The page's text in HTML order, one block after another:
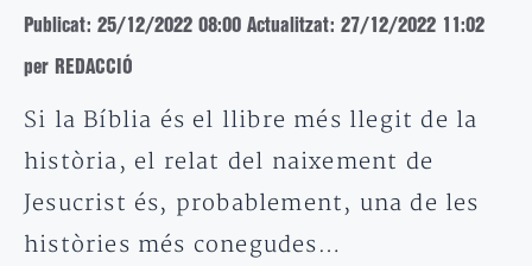
Publicat: 25/12/2022 08:00 Actualitzat: 27/12/2022 11:02
per REDACCIÓ
Si la Bíblia és el llibre més llegit de la
història, el relat del naixement de
Jesucrist és, probablement, una de les
històries més conegudes…